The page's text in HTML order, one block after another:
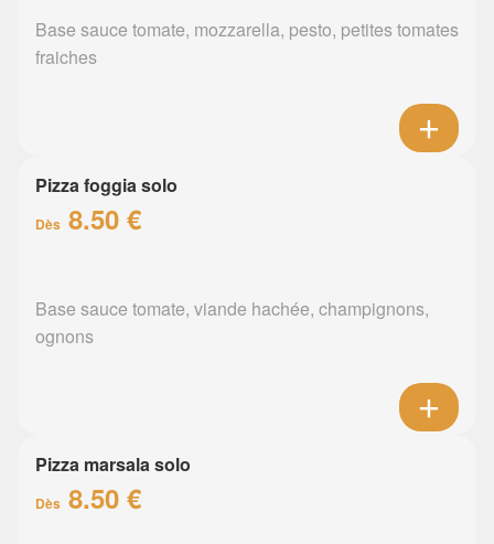
Base sauce tomate, mozzarella, pesto, petites tomates
fraiches
Pizza foggia solo
Dès 8.50 €
Base sauce tomate, viande hachée, champignons,
ognons
Pizza marsala solo
Dès 8.50 €